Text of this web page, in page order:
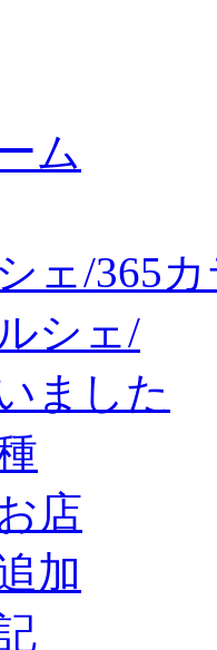
ム
ェ/365
シェ/
ました
店
加